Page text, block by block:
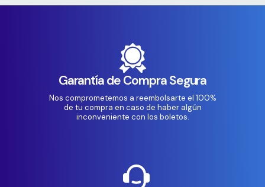
Garantía de Compra Segura
Nos comprometemos a reembolsarte el 100%
de tu compra en caso de haber algún
inconveniente con los boletos.